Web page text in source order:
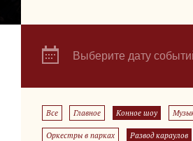
Выберите дату
Все Главное Конное шоу
Оркестры в парках Развод караулов